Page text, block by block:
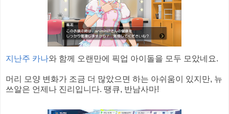
지난주 카나와 함께 오랜만에 픽업 아이돌을 모두 모았네요.
머리 모양 변화가 조금 더 많았으면 하는 아쉬움이 있지만, 뉴
쓰알은 언제나 진리입니다. 땡큐, 반남사마!